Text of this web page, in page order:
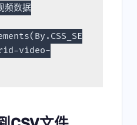
频数据
video-